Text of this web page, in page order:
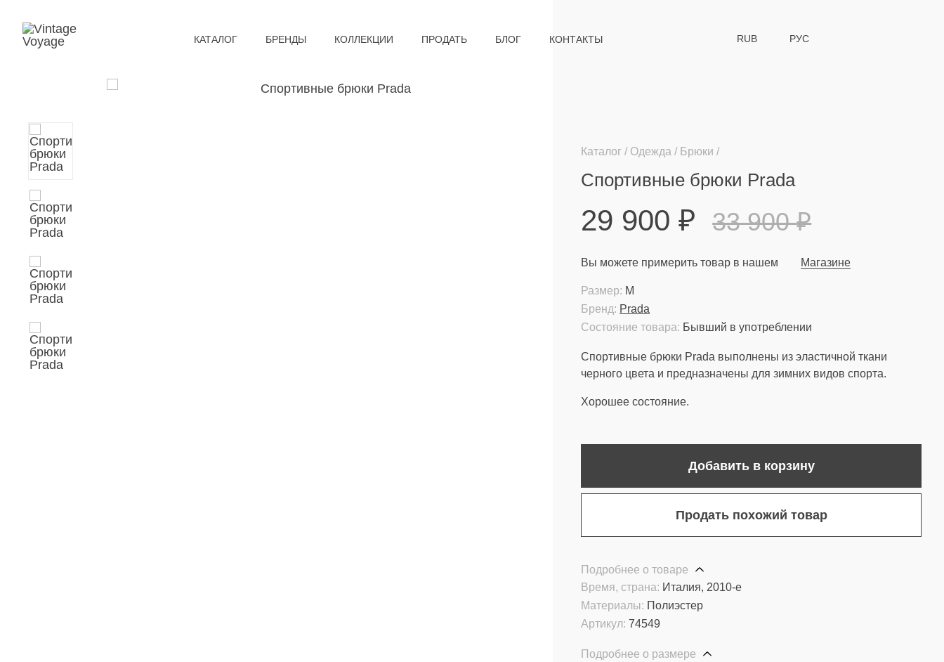
КАТАЛОГ БРЕНДЫ КОЛЛЕКЦИИ ПРОДАТЬ БЛОГ КОНТАКТЫ RUB РУС
Каталог Одежда Брюки
Спортивные брюки Prada
29 900₽ 33 900₽
Вы можете примерить товар в нашем Магазине
Состояние товара: Бывший в употреблении
Бренд: Prada
Размер: M
Спортивные брюки Prada выполнены из эластичной ткани
черного цвета и предназначены для зимних видов спорта.
Хорошее состояние.
Добавить в корзину
Продать похожий товар
Подробнее о товаре
Материалы: Полиэстер
Время, страна: Италия, 2010-e
Артикул: 74549
Подробнее о размере